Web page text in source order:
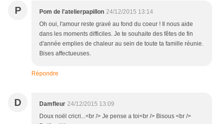
P Pom de l'atelierpapillon 24/12/2015 13:14
Oh oui, l'amour reste gravé au fond du coeur ! Il nous aide
dans les moments difficiles. Je te souhaite des fêtes de fin
d'année emplies de chaleur au sein de toute ta famille réunie.
Bises affectueuses.
Répondre
D Damfleur 24/12/2015 13:09
Doux noël cricri...<br /> Je pense a toi<br /> Bisous <br />